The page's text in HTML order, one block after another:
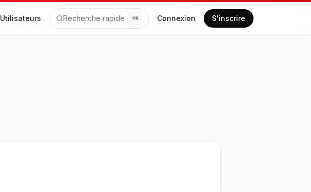
Utilisateurs Recherche rapide ⌘K Connexion S'inscrire